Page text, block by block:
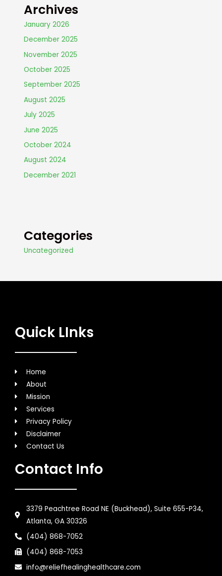
Archives
January 2026
December 2025
November 2025
October 2025
September 2025
August 2025
July 2025
June 2025
October 2024
August 2024
December 2021
Categories
Uncategorized
Quick LInks
Home
About
Mission
Services
Privacy Policy
Disclaimer
Contact Us
Contact Info
3379 Peachtree Road NE (Buckhead), Suite 655-P34,
Atlanta, GA 30326
(404) 868-7052
(404) 868-7053
info@reliefhealinghealthcare.com